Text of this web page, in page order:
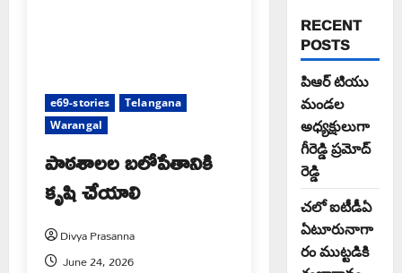
e69-stories
Telangana
Warangal
పాఠశాలల బలోపేతానికి
కృషి చేయాలి
Divya Prasanna
June 24, 2026
RECENT
POSTS
పిఆర్ టియు
మండల
అధ్యక్షులుగా
గీరెడ్డి ప్రమోద్
రెడ్డి
చలో ఐటీడీఏ
ఏటూరునాగా
రం ముట్టడికి